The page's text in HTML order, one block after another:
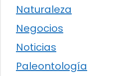
Naturaleza
Negocios
Noticias
Paleontología